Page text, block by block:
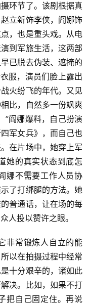
环节了。 该剧根据真
立新饰李侠，阎娜饰
，也是重头戏。 从电
到军旅生活，这两部
已脱去伪装、遮掩的
服，演员们脸上露出
火纷飞的年代。 又见
比，自然多一份飒爽
”阎娜爆料，自己扮演
军女兵》，而自己也
在片场中，她穿上军
她的真实状态到底怎
娜不需要工作人员协
了打绑腿的方法。 她
普通话，让在场的每
人投以赞许之眼。
非常锻炼人自立的能
以在拍摄过程中经常
十分艰辛的，诸如此
决。
比如，如果不打
把自己固定住。再说